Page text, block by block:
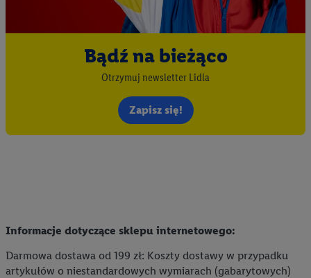
Bądź na bieżąco
Otrzymuj newsletter Lidla
Zapisz się!
Informacje dotyczące sklepu internetowego:
Darmowa dostawa od 199 zł: Koszty dostawy w przypadku
artykułów o niestandardowych wymiarach (gabarytowych)